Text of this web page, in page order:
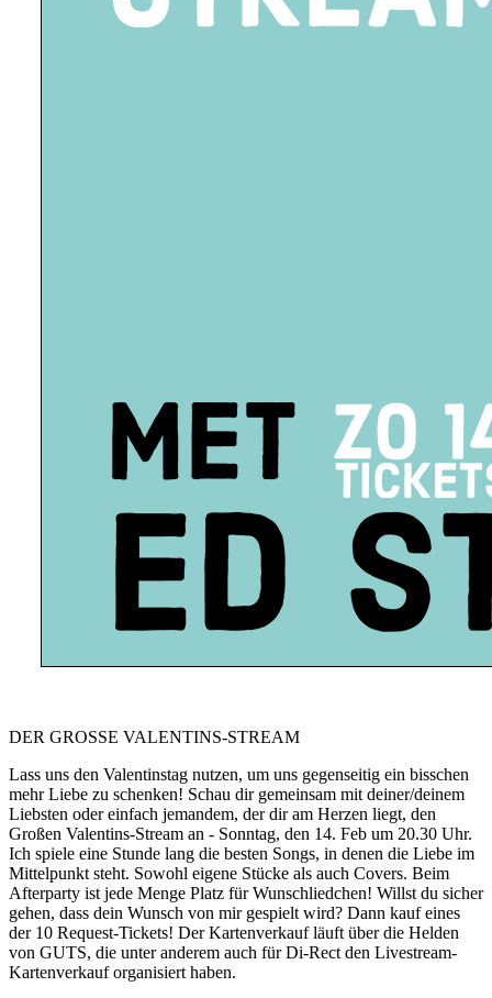
DER GROSSE VALENTINS-STREAM
Lass uns den Valentinstag nutzen, um uns gegenseitig ein bisschen
mehr Liebe zu schenken! Schau dir gemeinsam mit deiner/deinem
Liebsten oder einfach jemandem, der dir am Herzen liegt, den
Großen Valentins-Stream an - Sonntag, den 14. Feb um 20.30 Uhr.
Ich spiele eine Stunde lang die besten Songs, in denen die Liebe im
Mittelpunkt steht. Sowohl eigene Stücke als auch Covers. Beim
Afterparty ist jede Menge Platz für Wunschliedchen! Willst du sicher
gehen, dass dein Wunsch von mir gespielt wird? Dann kauf eines
der 10 Request-Tickets! Der Kartenverkauf läuft über die Helden
von GUTS, die unter anderem auch für Di-Rect den Livestream-
Kartenverkauf organisiert haben.